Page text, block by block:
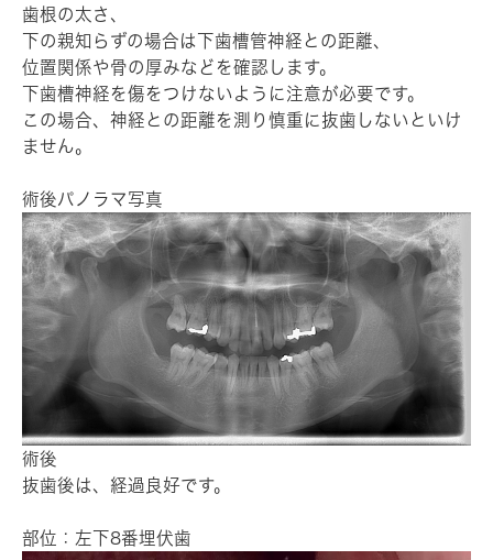
歯根の太さ、
下の親知らずの場合は下歯槽管神経との距離、
位置関係や骨の厚みなどを確認します。
下歯槽神経を傷をつけないように注意が必要です。
この場合、神経との距離を測り慎重に抜歯しないといけ
ません。
術後パノラマ写真
術後
抜歯後は、経過良好です。
部位：左下8番埋伏歯